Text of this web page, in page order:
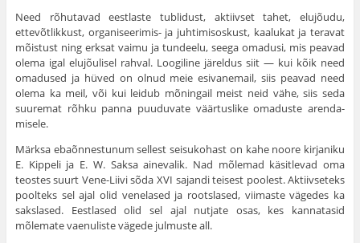
Need rõhutavad eestlaste tublidust, aktiivset tahet, elujõudu,
ettevõtlikkust, organiseerimis- ja juhtimisoskust, kaalukat ja teravat
mõistust ning erksat vaimu ja tundeelu, seega omadusi, mis peavad
olema igal elujõulisel rahval. Loogiline järeldus siit — kui kõik need
omadused ja hüved on olnud meie esivanemail, siis peavad need
olema ka meil, või kui leidub mõningail meist neid vähe, siis seda
suuremat rõhku panna puuduvate väärtuslike omaduste arenda­
misele.
Märksa ebaõnnestunum sellest seisukohast on kahe noore kirjaniku
E. Kippeli ja E. W. Saksa ainevalik. Nad mõlemad käsit­levad oma
teostes suurt Vene-Liivi sõda XVI sajandi teisest poolest. Aktiivseteks
poolteks sel ajal olid venelased ja rootslased, viimaste vägedes ka
sakslased. Eestlased olid sel ajal nutjate osas, kes kanna­tasid
mõlemate vaenuliste vägede julmuste all.